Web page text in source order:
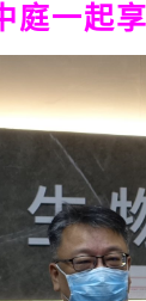
庭一起